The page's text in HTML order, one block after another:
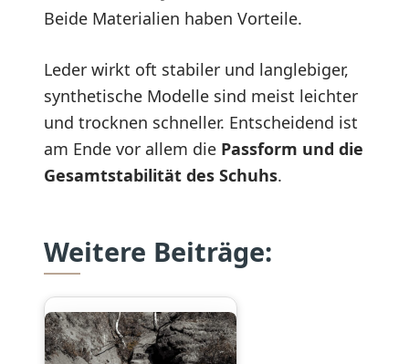
Beide Materialien haben Vorteile.
Leder wirkt oft stabiler und langlebiger,
synthetische Modelle sind meist leichter
und trocknen schneller. Entscheidend ist
am Ende vor allem die Passform und die
Gesamtstabilität des Schuhs.
Weitere Beiträge: